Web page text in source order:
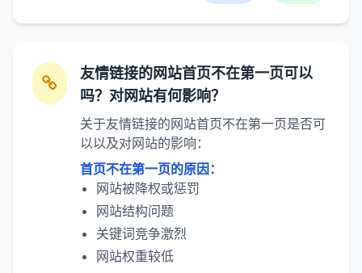
友情链接的网站首页不在第一页可以
吗？对网站有何影响？
关于友情链接的网站首页不在第一页是否可
以以及对网站的影响：
首页不在第一页的原因：
网站被降权或惩罚
网站结构问题
关键词竞争激烈
网站权重较低